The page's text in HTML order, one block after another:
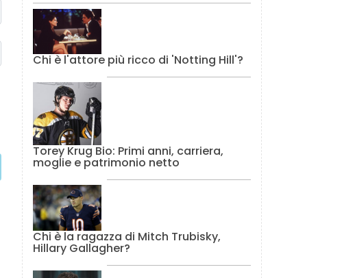
Chi è l'attore più ricco di 'Notting Hill'?
Torey Krug Bio: Primi anni, carriera,
moglie e patrimonio netto
Chi è la ragazza di Mitch Trubisky,
Hillary Gallagher?